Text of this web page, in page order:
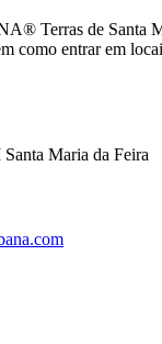
Terras de Santa
como entrar em
Maria da Feira